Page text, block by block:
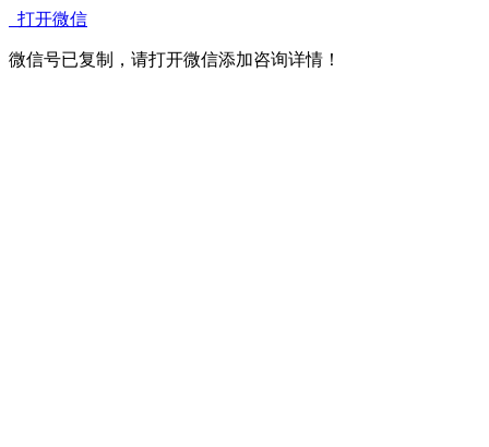
打开微信
微信号已复制，请打开微信添加咨询详情！